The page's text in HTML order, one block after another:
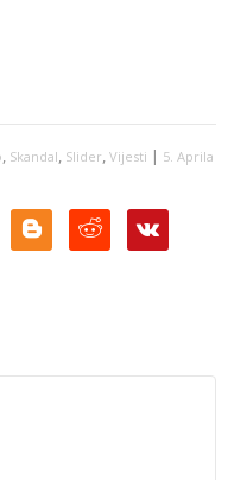
, Skandal, Slider, Vijesti | 5. Aprila